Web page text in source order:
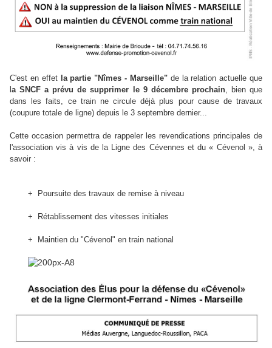
C'est en effet la partie "Nîmes - Marseille"de la relation actuelle que
a SNCF a prévu de supprimer le 9 décembre prochain, bien que
dans les faits, ce train ne circule déjà plus pour cause de travaux
(coupure totale de ligne) depuis le 3 septembre dernier...
Cette occasion permettra de rappeler les revendications principales de
l'association vis à vis de la Ligne des Cévennes et du « Cévenol », à
savoir :
+ Poursuite des travaux de remise à niveau
+ Rétablissement des vitesses initiales
+ Maintien du "Cévenol" en train national